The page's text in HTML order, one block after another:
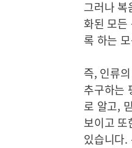
그러나 복
화된 모든
록 하는
즉, 인류
추구하는
로 알고,
보이고 또
있습니다.